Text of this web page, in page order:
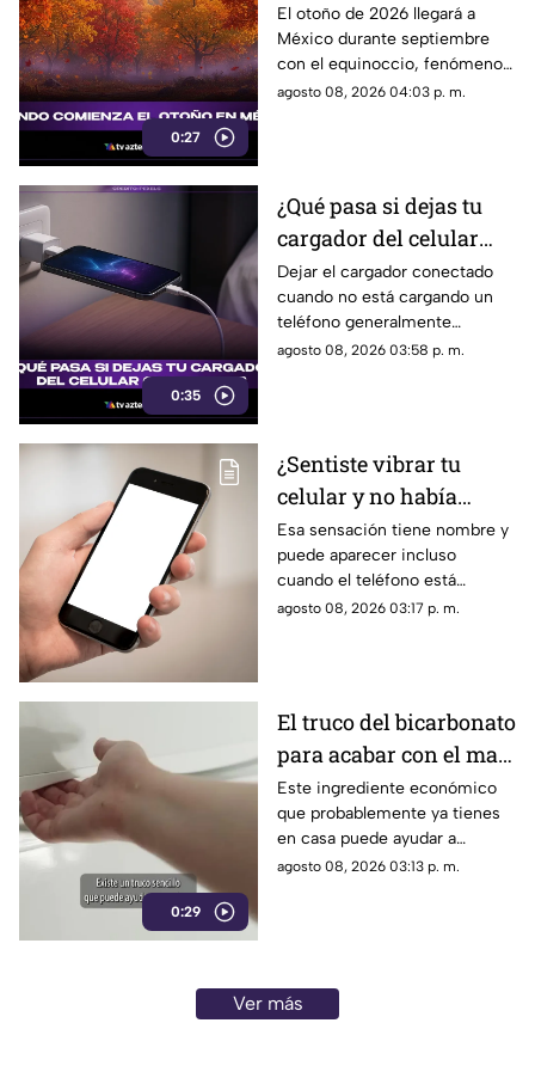
0:27
El otoño de 2026 llegará a
México durante septiembre
con el equinoccio, fenómeno
astronómico que marca el
agosto 08, 2026 04:03 p. m.
0:35
¿Qué pasa si dejas tu
cargador del celular
conectado?
Dejar el cargador conectado
cuando no está cargando un
teléfono generalmente
representa un consumo
del accesorio.
agosto 08, 2026 03:58 p. m.
¿Sentiste vibrar tu
celular y no había
nada? Tu cerebro
podría estar detrás
Esa sensación tiene nombre y
puede aparecer incluso
cuando el teléfono está
completamente quieto y no
agosto 08, 2026 03:17 p. m.
0:29
El truco del bicarbonato
para acabar con el mal
olor del refrigerador
Este ingrediente económico
que probablemente ya tienes
en casa puede ayudar a
neutralizar algunos olores
agosto 08, 2026 03:13 p. m.
Ver más